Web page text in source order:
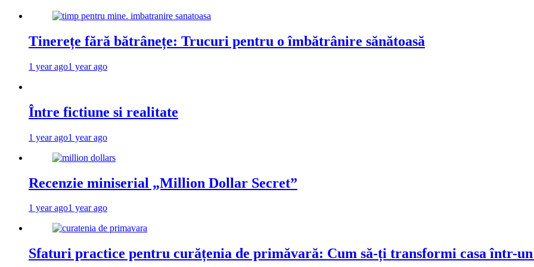
Tinerețe fără bătrânețe: Trucuri pentru o îmbătrânire sănătoasă
1 year ago1 year ago
Între fictiune si realitate
1 year ago1 year ago
Recenzie miniserial „Million Dollar Secret”
1 year ago1 year ago
Sfaturi practice pentru curățenia de primăvară: Cum să-ți transformi casa într-